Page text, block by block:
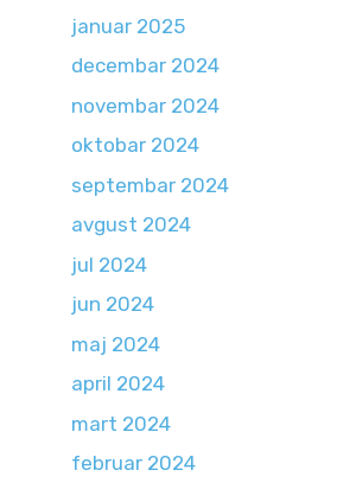
januar 2025
decembar 2024
novembar 2024
oktobar 2024
septembar 2024
avgust 2024
jul 2024
jun 2024
maj 2024
april 2024
mart 2024
februar 2024